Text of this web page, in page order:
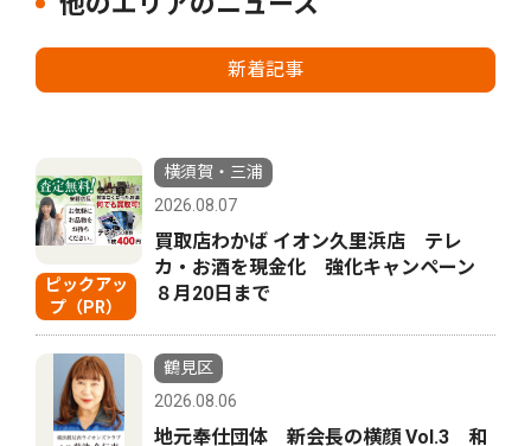
新着記事
ピックアッ
プ（PR）
横須賀・三浦
2026.08.07
買取店わかば イオン久里浜店 テレ
カ・お酒を現金化 強化キャンペーン
８月20日まで
鶴見区
2026.08.06
地元奉仕団体 新会長の横顔 Vol.3 和